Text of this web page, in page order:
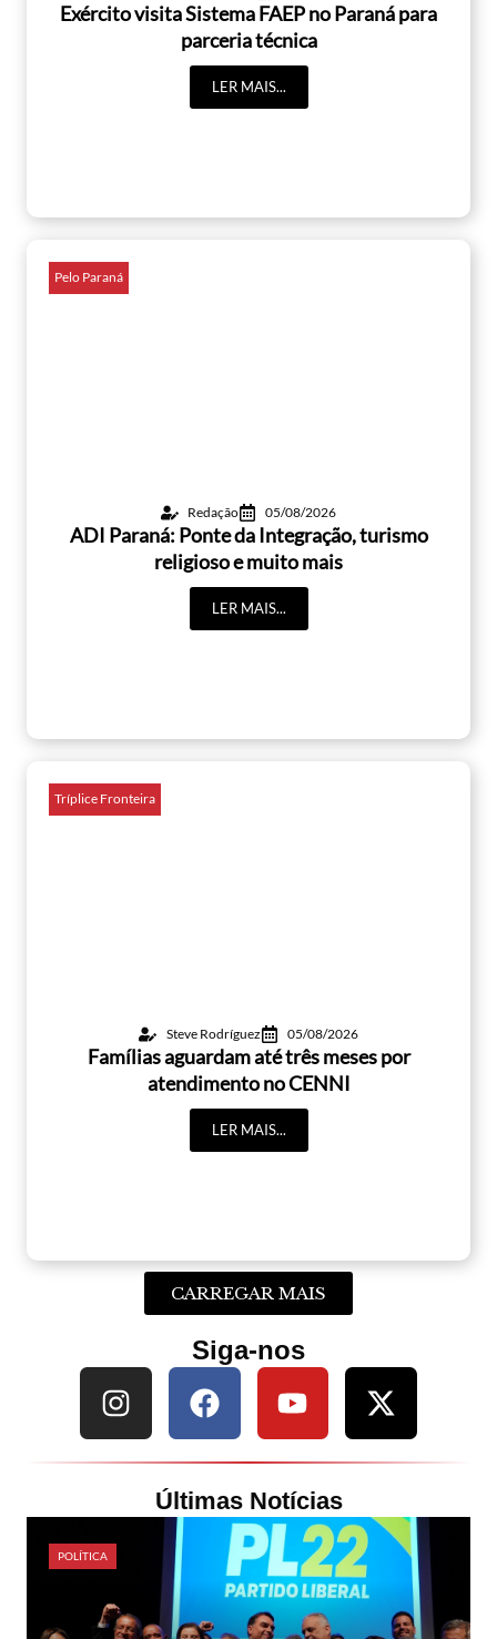
Exército visita Sistema FAEP no Paraná para
parceria técnica
LER MAIS...
Pelo Paraná
Redação 05/08/2026
ADI Paraná: Ponte da Integração, turismo
religioso e muito mais
LER MAIS...
Tríplice Fronteira
Steve Rodríguez 05/08/2026
Famílias aguardam até três meses por
atendimento no CENNI
LER MAIS...
CARREGAR MAIS
Siga-nos
Últimas Notícias
POLÍTICA